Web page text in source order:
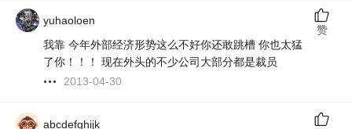
yuhaoloen
我靠 今年外部经济形势这么不好你还敢跳槽 你也太猛
了你！！！ 现在外头的不少公司大部分都是裁员
2013-04-30
赞
abcdefghijk_